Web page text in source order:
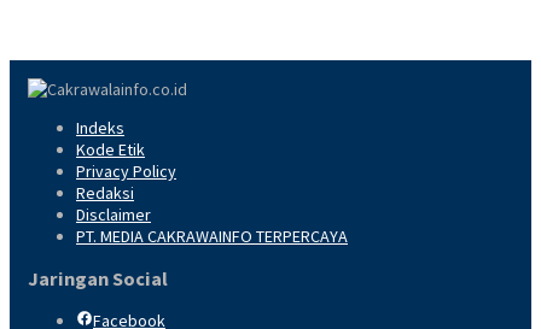
Indeks
Kode Etik
Privacy Policy
Redaksi
Disclaimer
PT. MEDIA CAKRAWAINFO TERPERCAYA
Jaringan Social
Facebook